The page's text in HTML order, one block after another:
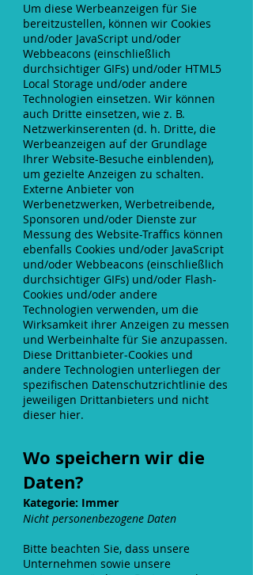
Um diese Werbeanzeigen für Sie
bereitzustellen, können wir Cookies
und/oder JavaScript und/oder
Webbeacons (einschließlich
durchsichtiger GIFs) und/oder HTML5
Local Storage und/oder andere
Technologien einsetzen. Wir können
auch Dritte einsetzen, wie z. B.
Netzwerkinserenten (d. h. Dritte, die
Werbeanzeigen auf der Grundlage
Ihrer Website-Besuche einblenden),
um gezielte Anzeigen zu schalten.
Externe Anbieter von
Werbenetzwerken, Werbetreibende,
Sponsoren und/oder Dienste zur
Messung des Website-Traffics können
ebenfalls Cookies und/oder JavaScript
und/oder Webbeacons (einschließlich
durchsichtiger GIFs) und/oder Flash-
Cookies und/oder andere
Technologien verwenden, um die
Wirksamkeit ihrer Anzeigen zu messen
und Werbeinhalte für Sie anzupassen.
Diese Drittanbieter-Cookies und
andere Technologien unterliegen der
spezifischen Datenschutzrichtlinie des
jeweiligen Drittanbieters und nicht
dieser hier.
Wo speichern wir die
Daten?
Kategorie: Immer
Nicht personenbezogene Daten
Bitte beachten Sie, dass unsere
Unternehmen sowie unsere